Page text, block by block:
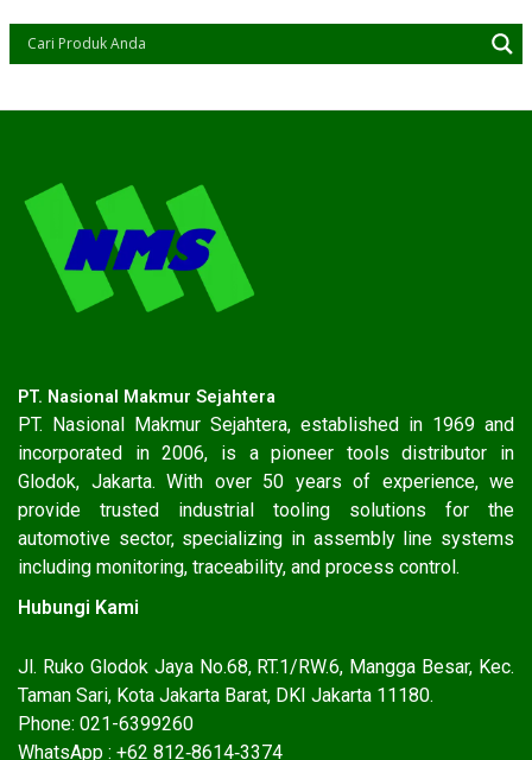
PT. Nasional Makmur Sejahtera
PT. Nasional Makmur Sejahtera, established in 1969 and
incorporated in 2006, is a pioneer tools distributor in
Glodok, Jakarta. With over 50 years of experience, we
provide trusted industrial tooling solutions for the
automotive sector, specializing in assembly line systems
including monitoring, traceability, and process control.
Hubungi Kami
Jl. Ruko Glodok Jaya No.68, RT.1/RW.6, Mangga Besar, Kec.
Taman Sari, Kota Jakarta Barat, DKI Jakarta 11180.
Phone: 021-6399260
WhatsApp : ‪+62 812‑8614‑3374‬